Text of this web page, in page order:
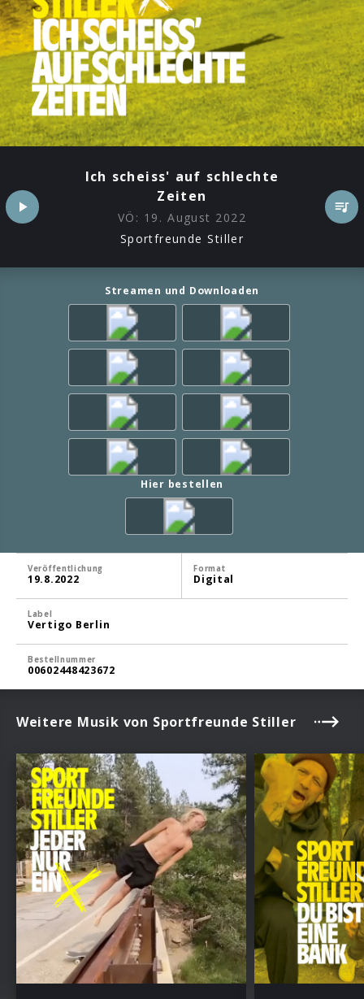
Ich scheiss' auf schlechte
Zeiten
VÖ: 19. August 2022
Sportfreunde Stiller
Streamen und Downloaden
Hier bestellen
Veröffentlichung
19.8.2022
Format
Digital
Label
Vertigo Berlin
Bestellnummer
00602448423672
Weitere Musik von Sportfreunde Stiller